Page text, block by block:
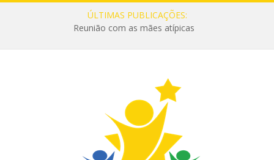
ÚLTIMAS PUBLICAÇÕES:
Reunião com as mães atípicas